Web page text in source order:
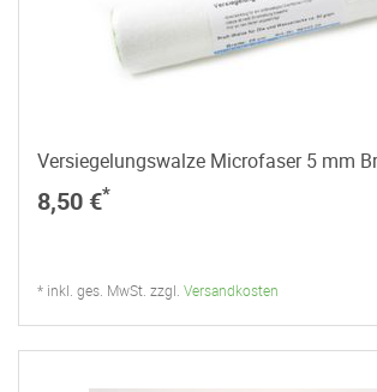
Versiegelungswalze Microfaser 5 mm
8,50 €*
* inkl. ges. MwSt. zzgl. Versandkosten